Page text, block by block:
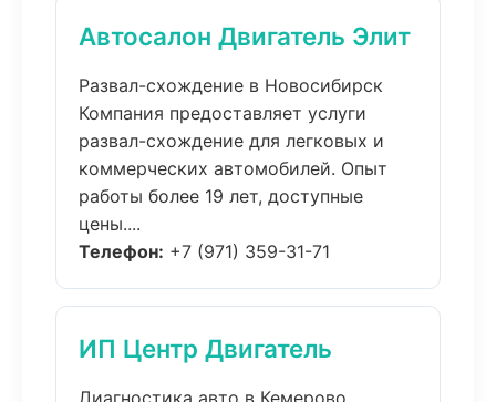
Автосалон Двигатель Элит
Развал-схождение в Новосибирск
Компания предоставляет услуги
развал-схождение для легковых и
коммерческих автомобилей. Опыт
работы более 19 лет, доступные
цены....
Телефон: +7 (971) 359-31-71
ИП Центр Двигатель
Диагностика авто в Кемерово